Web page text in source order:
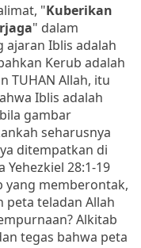
"Kuberikan
" dalam
ajaran Iblis adalah
Kerub adalah
TUHAN Allah, itu
Iblis adalah
gambar
seharusnya
ditempatkan di
28:1-19
yang memberontak,
teladan Allah
Alkitab
tegas bahwa peta